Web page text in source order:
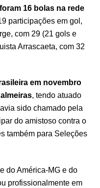
16 bolas na rede
participações em gol,
com 29 (21 gols e
Arrascaeta, com 32
em novembro
, tendo atuado
sido chamado pela
do amistoso contra o
também para Seleções
do América-MG e do
profissionalmente em